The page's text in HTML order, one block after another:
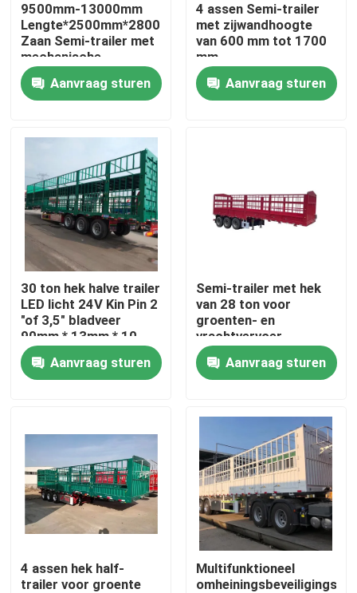
Producten
Video's
Ongeveer ons
Fabrieksreis
Kwaliteitscontrole
Contact de V.S.
Verzoek om een Citaat
Gebruikte dumptrucks
Gebruikte Tipper Trucks
9500mm-13000mm
Lengte*2500mm*2800mm
Zaan Semi-trailer met
mechanische
ophanging
Aanvraag sturen
4 assen Semi-trailer
met zijwandhoogte
van 600 mm tot 1700
mm
Aanvraag sturen
30 ton hek halve trailer
LED licht 24V Kin Pin 2
"of 3,5" bladveer
90mm * 13mm * 10
laag
Aanvraag sturen
Semi-trailer met hek
van 28 ton voor
groenten- en
vrachtvervoer
Aanvraag sturen
4 assen hek half-
trailer voor groente
Multifunktioneel